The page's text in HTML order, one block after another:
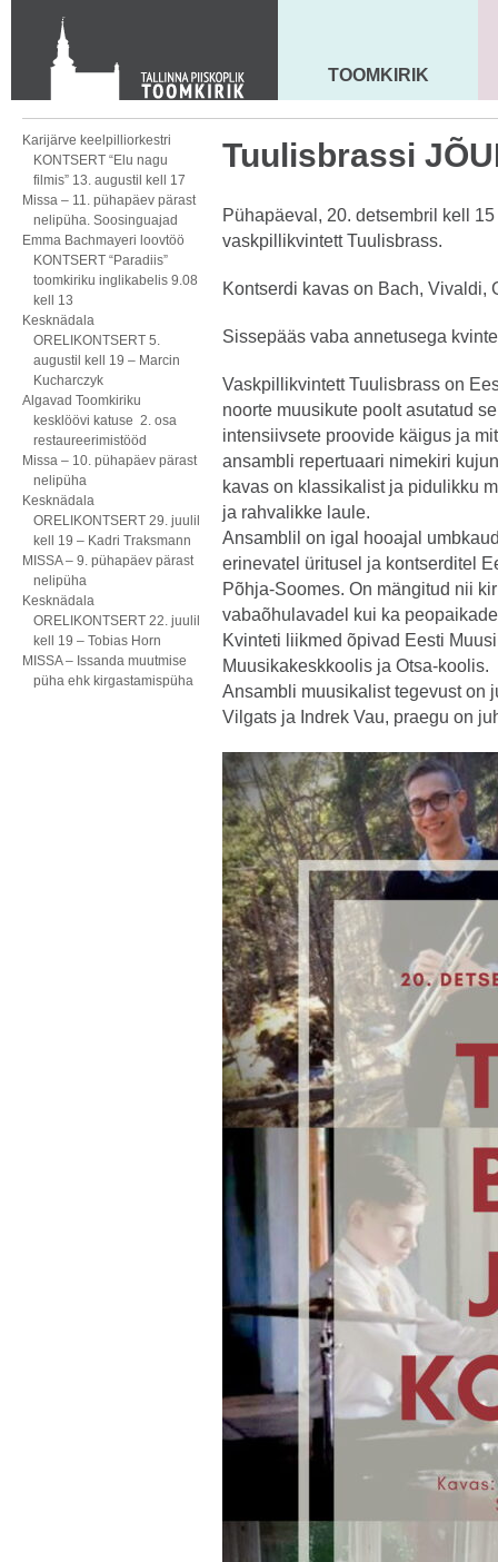
KONTAKT
Toom-Kooli 6, 10130 TALLINN
tallinna.toom@eelk.ee
MAARJA KIRIK
TOOMKIRIK
Karijärve keelpilliorkestri
KONTSERT “Elu nagu
filmis” 13. augustil kell 17
Missa – 11. pühapäev pärast
nelipüha. Soosinguajad
Emma Bachmayeri loovtöö
KONTSERT “Paradiis”
toomkiriku inglikabelis 9.08
kell 13
Kesknädala
ORELIKONTSERT 5.
augustil kell 19 – Marcin
Kucharczyk
Algavad Toomkiriku
kesklöövi katuse 2. osa
restaureerimistööd
Missa – 10. pühapäev pärast
nelipüha
Kesknädala
ORELIKONTSERT 29. juulil
kell 19 – Kadri Traksmann
MISSA – 9. pühapäev pärast
nelipüha
Kesknädala
ORELIKONTSERT 22. juulil
kell 19 – Tobias Horn
MISSA – Issanda muutmise
püha ehk kirgastamispüha
Tuulisbrassi
Pühapäeval, 20. detsembril kell
vaskpillikvintett Tuulisbrass.
Kontserdi kavas on Bach, Vivaldi,
Sissepääs vaba annetusega
Vaskpillikvintett Tuulisbrass on
noorte muusikute poolt asutatud
intensiivsete proovide käigus ja
ansambli repertuaari nimekiri
kavas on klassikalist ja pidulikku
ja rahvalikke laule.
Ansamblil on igal hooajal
erinevatel üritusel ja kontserditel
Põhja-Soomes. On mängitud nii
vabaõhulavadel kui ka
Kvinteti liikmed õpivad Eesti
Muusikakeskkoolis ja Otsa-koolis.
Ansambli muusikalist tegevust on
Vilgats ja Indrek Vau, praegu on